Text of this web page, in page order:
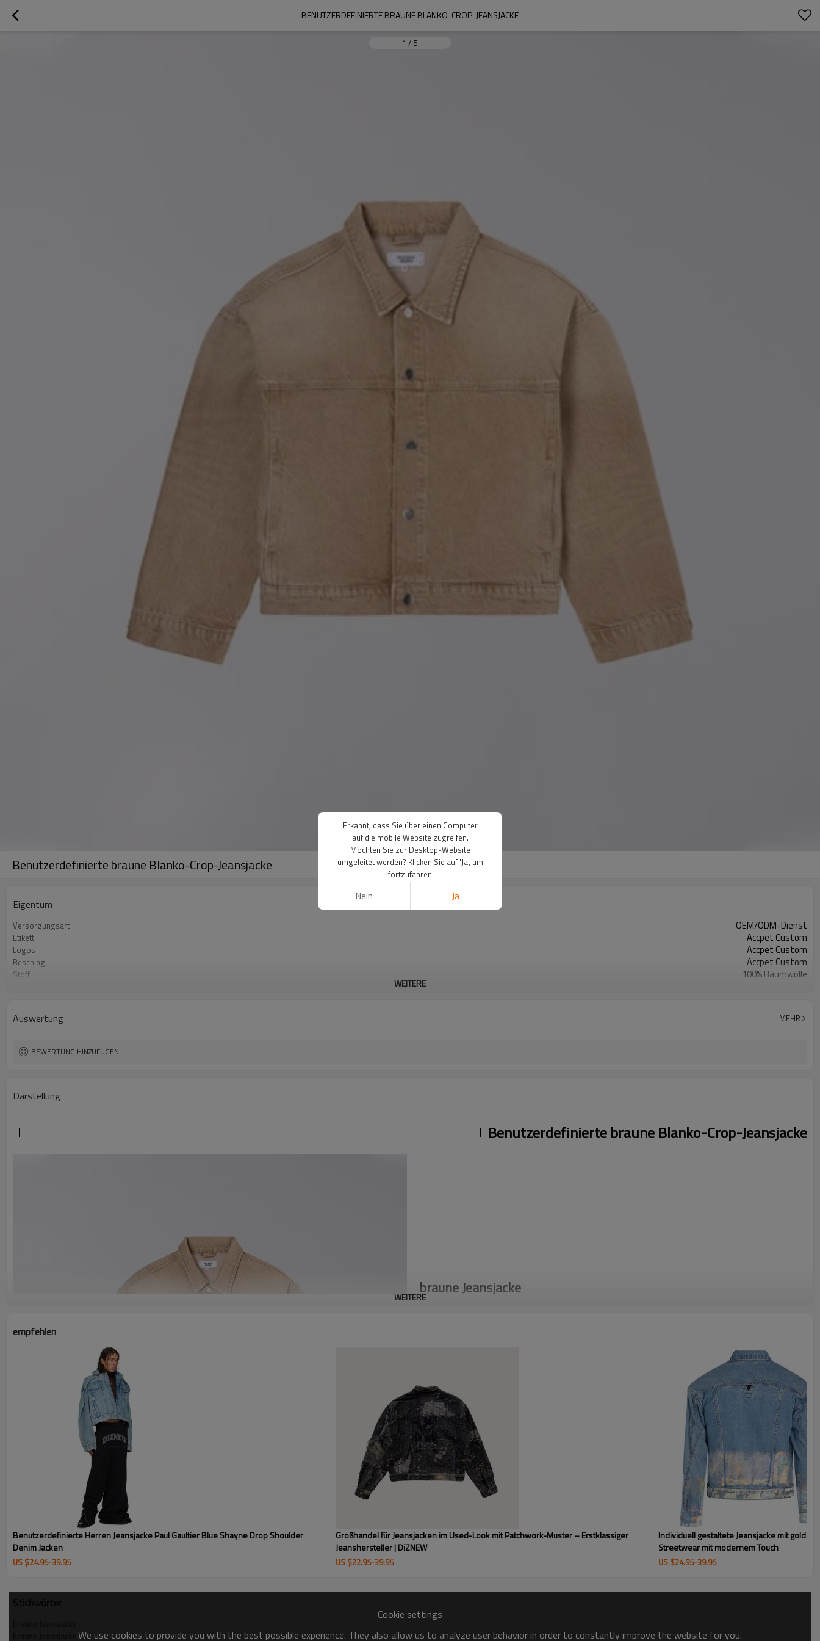
BENUTZERDEFINIERTE BRAUNE BLANKO-CROP-JEANSJACKE
1 / 5
Benutzerdefinierte braune Blanko-Crop-Jeansjacke
Eigentum
Versorgungsart OEM/ODM-Dienst
Etikett Accpet Custom
Logos Accpet Custom
Beschlag Accpet Custom
Stoff 100% Baumwolle
WEITERE
Auswertung MEHR
BEWERTUNG HINZUFÜGEN
Darstellung
Benutzerdefinierte braune Blanko-Crop-Jeansjacke
braune Jeansjacke
Diese braune, kurze Jeansjacke im Blanko-Look bietet einen eleganten, minimalistischen Look
und ist ideal für High-End-Boutiquen und Luxusdesigner, die nach einer vielseitigen,
hochwertigen Leinwand für individuelle Gestaltung suchen.
WEITERE
empfehlen
Benutzerdefinierte Herren Jeansjacke Paul Gaultier Blue Shayne Drop Shoulder
Denim Jacken
US $24.95-39.95
Großhandel für Jeansjacken im Used-Look mit Patchwork-Muster – Erstklassiger
Jeanshersteller | DiZNEW
US $22.95-39.95
Individuell gestaltete Jeansjacke mit
Streetwear mit modernem Touch
US $24.95-39.95
Cookie settings
We use cookies to provide you with the best possible experience. They also allow us to analyze user behavior in order to constantly improve the website for you.
Erkannt, dass Sie über einen Computer
auf die mobile Website zugreifen.
Möchten Sie zur Desktop-Website
umgeleitet werden? Klicken Sie auf 'Ja', um
fortzufahren
Nein Ja